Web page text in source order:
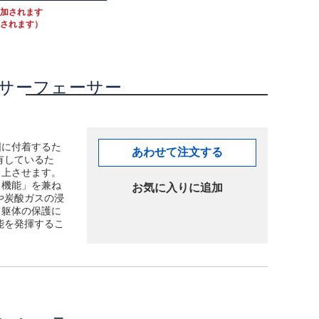
されます
れます）
ーフェーサー
付着するた
しているた
させます。
能」を兼ね
炭酸ガスの浸
体の保護に
発揮するこ
あわせて注文する
お気に入りに追加